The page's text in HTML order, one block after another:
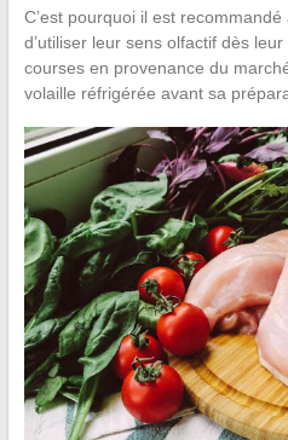
C’est pourquoi il est
d’utiliser leur sens olfactif dès
courses en provenance du
volaille réfrigérée avant sa